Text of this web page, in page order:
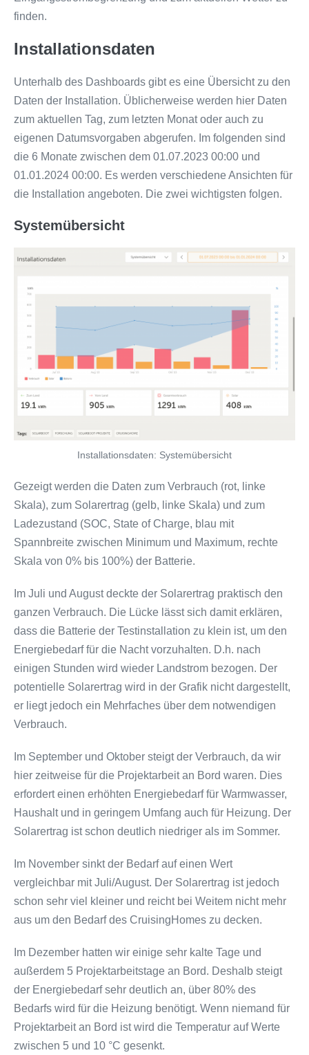
finden.
Installationsdaten
Unterhalb des Dashboards gibt es eine Übersicht zu den
Daten der Installation. Üblicherweise werden hier Daten
zum aktuellen Tag, zum letzten Monat oder auch zu
eigenen Datumsvorgaben abgerufen. Im folgenden sind
die 6 Monate zwischen dem 01.07.2023 00:00 und
01.01.2024 00:00. Es werden verschiedene Ansichten für
die Installation angeboten. Die zwei wichtigsten folgen.
Systemübersicht
Installationsdaten: Systemübersicht
Gezeigt werden die Daten zum Verbrauch (rot, linke
Skala), zum Solarertrag (gelb, linke Skala) und zum
Ladezustand (SOC, State of Charge, blau mit
Spannbreite zwischen Minimum und Maximum, rechte
Skala von 0% bis 100%) der Batterie.
Im Juli und August deckte der Solarertrag praktisch den
ganzen Verbrauch. Die Lücke lässt sich damit erklären,
dass die Batterie der Testinstallation zu klein ist, um den
Energiebedarf für die Nacht vorzuhalten. D.h. nach
einigen Stunden wird wieder Landstrom bezogen. Der
potentielle Solarertrag wird in der Grafik nicht dargestellt,
er liegt jedoch ein Mehrfaches über dem notwendigen
Verbrauch.
Im September und Oktober steigt der Verbrauch, da wir
hier zeitweise für die Projektarbeit an Bord waren. Dies
erfordert einen erhöhten Energiebedarf für Warmwasser,
Haushalt und in geringem Umfang auch für Heizung. Der
Solarertrag ist schon deutlich niedriger als im Sommer.
Im November sinkt der Bedarf auf einen Wert
vergleichbar mit Juli/August. Der Solarertrag ist jedoch
schon sehr viel kleiner und reicht bei Weitem nicht mehr
aus um den Bedarf des CruisingHomes zu decken.
Im Dezember hatten wir einige sehr kalte Tage und
außerdem 5 Projektarbeitstage an Bord. Deshalb steigt
der Energiebedarf sehr deutlich an, über 80% des
Bedarfs wird für die Heizung benötigt. Wenn niemand für
Projektarbeit an Bord ist wird die Temperatur auf Werte
zwischen 5 und 10 °C gesenkt.